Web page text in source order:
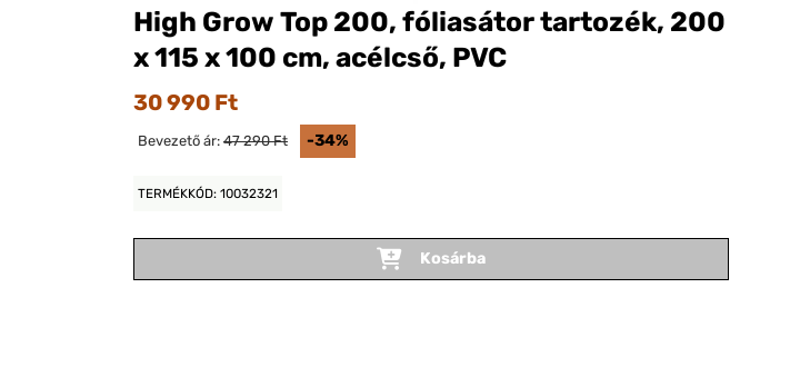
High Grow Top 200, fóliasátor tartozék, 200
x 115 x 100 cm, acélcső, PVC
30 990 Ft
Bevezető ár: 47 290 Ft -34%
TERMÉKKÓD: 10032321
Kosárba